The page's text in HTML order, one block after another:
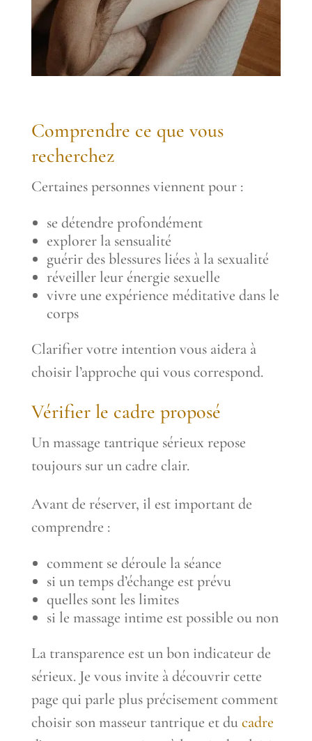
Comprendre ce que vous
recherchez
Certaines personnes viennent pour :
se détendre profondément
explorer la sensualité
guérir des blessures liées à la sexualité
réveiller leur énergie sexuelle
vivre une expérience méditative dans le
corps
Clarifier votre intention vous aidera à
choisir l’approche qui vous correspond.
Vérifier le cadre proposé
Un massage tantrique sérieux repose
toujours sur un cadre clair.
Avant de réserver, il est important de
comprendre :
comment se déroule la séance
si un temps d’échange est prévu
quelles sont les limites
si le massage intime est possible ou non
La transparence est un bon indicateur de
sérieux. Je vous invite à découvrir cette
page qui parle plus précisement comment
choisir son masseur tantrique et ducadre